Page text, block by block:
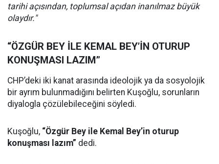
tarihi açısından, toplumsal açıdan inanılmaz büyük
olaydır."
“ÖZGÜR BEY İLE KEMAL BEY’İN OTURUP
KONUŞMASI LAZIM”
CHP’deki iki kanat arasında ideolojik ya da sosyolojik
bir ayrım bulunmadığını belirten Kuşoğlu, sorunların
diyalogla çözülebileceğini söyledi.
Kuşoğlu, “Özgür Bey ile Kemal Bey’in oturup
konuşması lazım” dedi.